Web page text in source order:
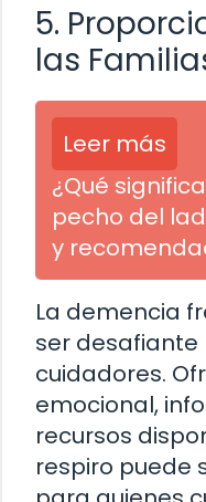
5.
las
Leer más
¿Qué
pecho del
y
La demencia
ser desafiante
cuidadores.
emocional,
recursos
respiro puede